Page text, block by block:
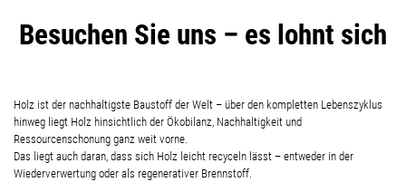
Besuchen Sie uns – es lohnt sich
Holz ist der nachhaltigste Baustoff der Welt – über den kompletten Lebenszyklus
hinweg liegt Holz hinsichtlich der Ökobilanz, Nachhaltigkeit und
Ressourcenschonung ganz weit vorne.
Das liegt auch daran, dass sich Holz leicht recyceln lässt – entweder in der
Wiederverwertung oder als regenerativer Brennstoff.